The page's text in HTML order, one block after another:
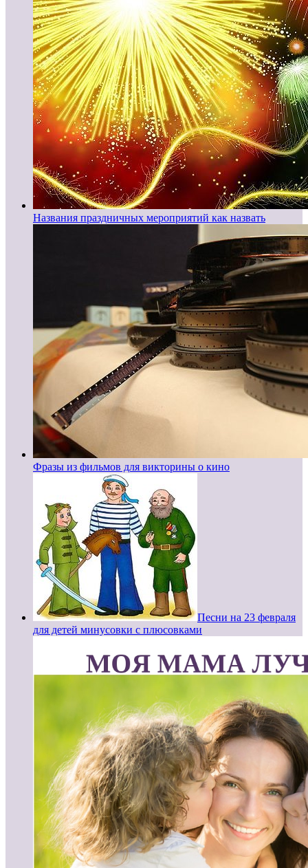
Названия праздничных мероприятий как назвать
Фразы из фильмов для викторины о кино
Песни на 23 февраля
для детей минусовки с плюсовками